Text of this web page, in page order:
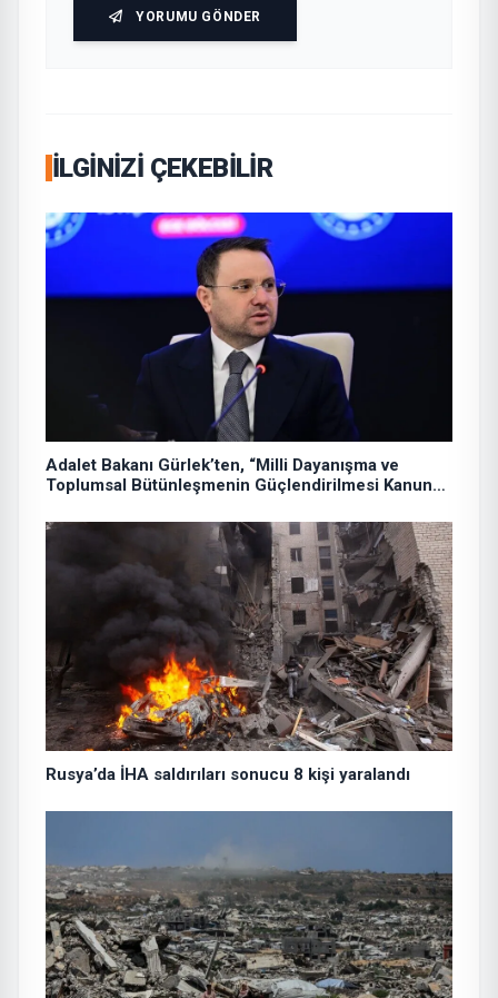
YORUMU GÖNDER
İLGINIZI ÇEKEBILIR
Adalet Bakanı Gürlek’ten, “Milli Dayanışma ve
Toplumsal Bütünleşmenin Güçlendirilmesi Kanun
Rusya’da İHA saldırıları sonucu 8 kişi yaralandı